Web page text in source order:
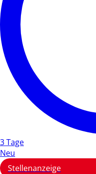
3 Tage
Neu
Stellenanzeige